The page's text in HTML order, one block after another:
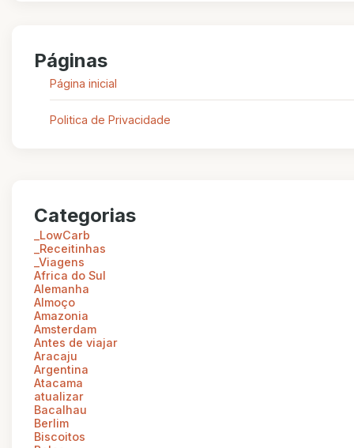
Páginas
Página inicial
Politica de Privacidade
Categorias
_LowCarb
_Receitinhas
_Viagens
Africa do Sul
Alemanha
Almoço
Amazonia
Amsterdam
Antes de viajar
Aracaju
Argentina
Atacama
atualizar
Bacalhau
Berlim
Biscoitos